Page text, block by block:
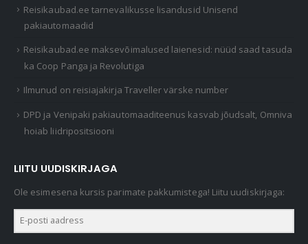
Reisikaubad.ee tarnevalikusse lisandusid Unisend
pakiautomaadid
Reisikaubad.ee maksevõimalused laienesid: nüüd saad tasuda
ka Coop Panga ja Revolutiga
Ilmunud on reisiajakirja Traveller värske number
DPD ja Venipaki pakiautomaaditeenus kasvab jõudsalt, Omniva
hoiab liidripositsiooni
LIITU UUDISKIRJAGA
Ole esimesena kursis parimate pakkumistega! Liitu uudiskirjaga: